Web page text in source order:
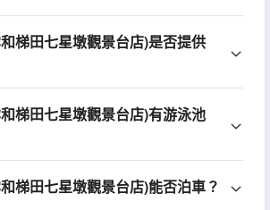
梯田七星墩觀景台店)是否提供
梯田七星墩觀景台店)有游泳池
梯田七星墩觀景台店)能否泊車？